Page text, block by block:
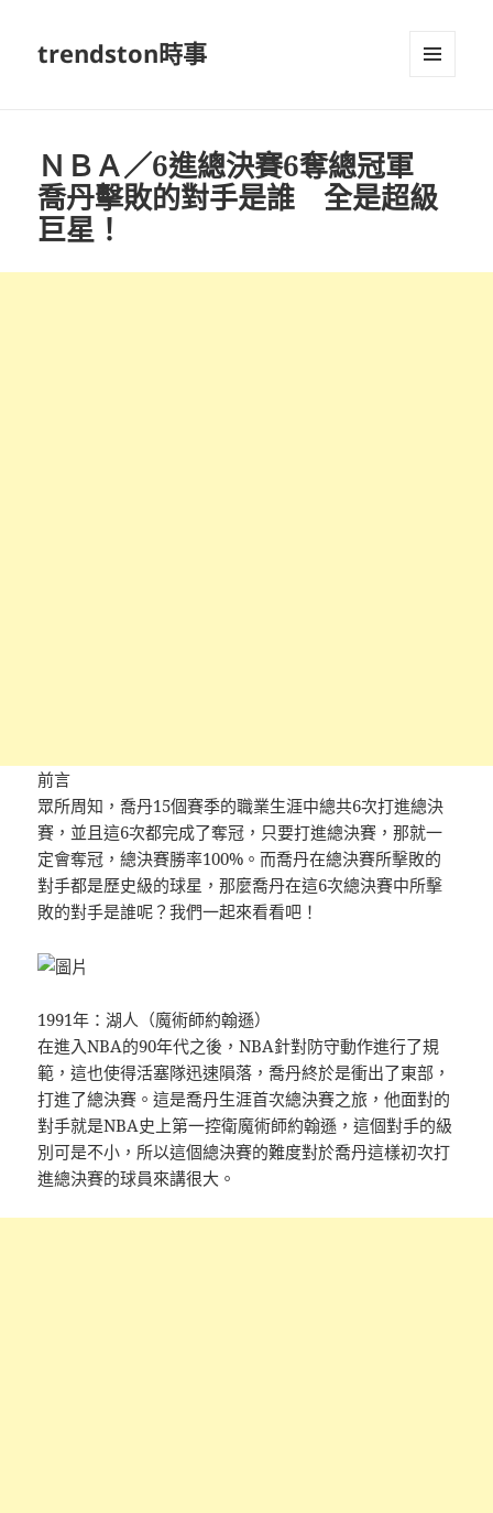
trendston時事
ＮＢＡ／6進總決賽6奪總冠軍
喬丹擊敗的對手是誰 全是超級
巨星！
前言
眾所周知，喬丹15個賽季的職業生涯中總共6次打進總決
賽，並且這6次都完成了奪冠，只要打進總決賽，那就一
定會奪冠，總決賽勝率100%。而喬丹在總決賽所擊敗的
對手都是歷史級的球星，那麼喬丹在這6次總決賽中所擊
敗的對手是誰呢？我們一起來看看吧！
1991年：湖人（魔術師約翰遜）
在進入NBA的90年代之後，NBA針對防守動作進行了規
範，這也使得活塞隊迅速隕落，喬丹終於是衝出了東部，
打進了總決賽。這是喬丹生涯首次總決賽之旅，他面對的
對手就是NBA史上第一控衛魔術師約翰遜，這個對手的級
別可是不小，所以這個總決賽的難度對於喬丹這樣初次打
進總決賽的球員來講很大。